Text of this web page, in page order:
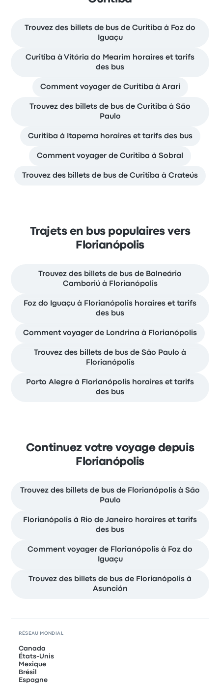
Trouvez des billets de bus de Curitiba à Foz do
Iguaçu
Curitiba à Vitória do Mearim horaires et tarifs
des bus
Comment voyager de Curitiba à Arari
Trouvez des billets de bus de Curitiba à São
Paulo
Curitiba à Itapema horaires et tarifs des bus
Comment voyager de Curitiba à Sobral
Trouvez des billets de bus de Curitiba à Crateús
Trajets en bus populaires vers
Florianópolis
Trouvez des billets de bus de Balneário
Camboriú à Florianópolis
Foz do Iguaçu à Florianópolis horaires et tarifs
des bus
Comment voyager de Londrina à Florianópolis
Trouvez des billets de bus de São Paulo à
Florianópolis
Porto Alegre à Florianópolis horaires et tarifs
des bus
Continuez votre voyage depuis
Florianópolis
Trouvez des billets de bus de Florianópolis à São
Paulo
Florianópolis à Rio de Janeiro horaires et tarifs
des bus
Comment voyager de Florianópolis à Foz do
Iguaçu
Trouvez des billets de bus de Florianópolis à
Asunción
RÉSEAU MONDIAL
Canada
États-Unis
Mexique
Brésil
Espagne